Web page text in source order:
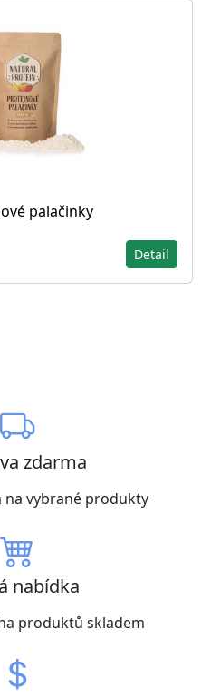
palačinky
Detail
zdarma
na vybrané produkty
nabídka
produktů skladem